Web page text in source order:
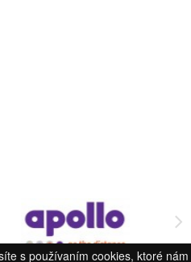
s používaním cookies, ktoré nám